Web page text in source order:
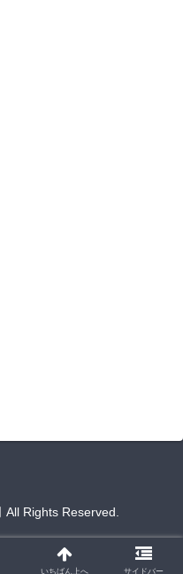
Rights Reserved.
いちばん上へ サイドバー